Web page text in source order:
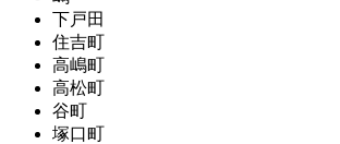
下戸田
住吉町
高嶋町
高松町
谷町
塚口町